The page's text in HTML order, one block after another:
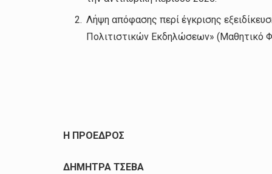
Λήψη απόφασης περί έγκρισης
Πολιτιστικών Εκδηλώσεων» (Μαθητικό
Η ΠΡΟΕΔΡΟΣ
ΔΗΜΗΤΡΑ ΤΣΕΒΑ